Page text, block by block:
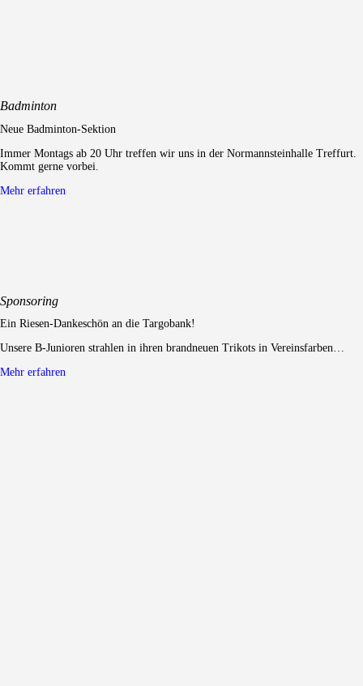
Badminton
Neue Badminton-Sektion
Immer Montags ab 20 Uhr treffen wir uns in der Normannsteinhalle Treffurt.
Kommt gerne vorbei.
Mehr erfahren
Sponsoring
Ein Riesen-Dankeschön an die Targobank!
Unsere B-Junioren strahlen in ihren brandneuen Trikots in Vereinsfarben…
Mehr erfahren